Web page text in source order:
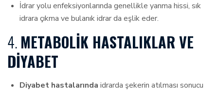
İdrar yolu enfeksiyonlarında genellikle yanma hissi, sık
idrara çıkma ve bulanık idrar da eşlik eder.
4. METABOLIK HASTALIKLAR VE
DIYABET
Diyabet hastalarında idrarda şekerin atılması sonucu